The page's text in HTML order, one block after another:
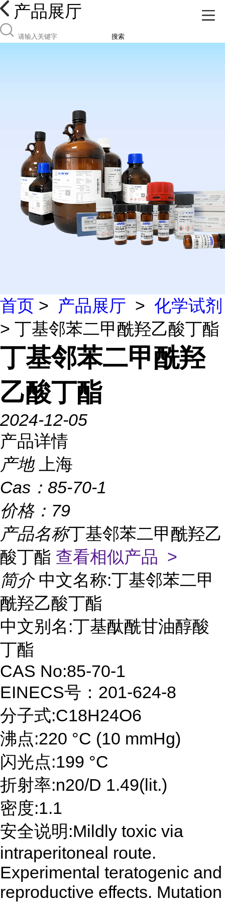
产品展厅
搜索
首页 > 产品展厅 > 化学试剂
> 丁基邻苯二甲酰羟乙酸丁酯
丁基邻苯二甲酰羟
乙酸丁酯
2024-12-05
产品详情
产地
上海
Cas： 85-70-1
价格： 79
产品名称丁基邻苯二甲酰羟乙
酸丁酯 查看相似产品 >
简介 中文名称:丁基邻苯二甲
酰羟乙酸丁酯
中文别名:丁基酞酰甘油醇酸
丁酯
CAS No:85-70-1
EINECS号：201-624-8
分子式:C18H24O6
沸点:220 °C (10 mmHg)
闪光点:199 °C
折射率:n20/D 1.49(lit.)
密度:1.1
安全说明:Mildly toxic via
intraperitoneal route.
Experimental teratogenic and
reproductive effects. Mutation